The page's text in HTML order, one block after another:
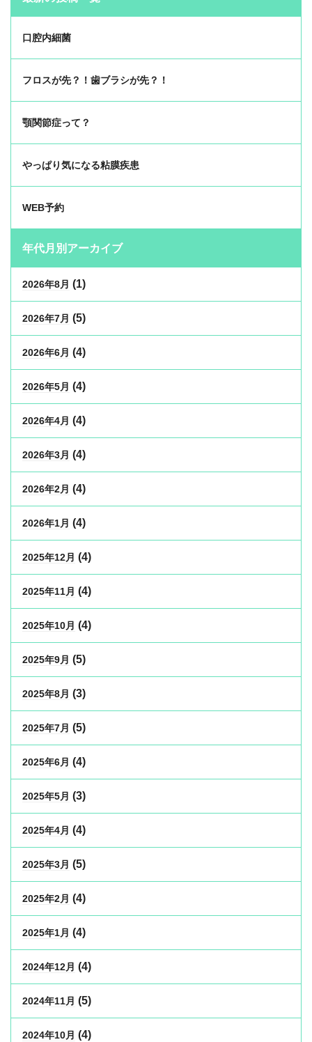
口腔内細菌
フロスが先？！歯ブラシが先？！
顎関節症って？
やっぱり気になる粘膜疾患
WEB予約
年代月別アーカイブ
2026年8月 (1)
2026年7月 (5)
2026年6月 (4)
2026年5月 (4)
2026年4月 (4)
2026年3月 (4)
2026年2月 (4)
2026年1月 (4)
2025年12月 (4)
2025年11月 (4)
2025年10月 (4)
2025年9月 (5)
2025年8月 (3)
2025年7月 (5)
2025年6月 (4)
2025年5月 (3)
2025年4月 (4)
2025年3月 (5)
2025年2月 (4)
2025年1月 (4)
2024年12月 (4)
2024年11月 (5)
2024年10月 (4)